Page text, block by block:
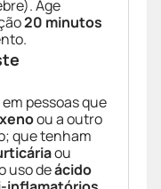
Age
20 minutos
pessoas que
ou a outro
que tenham
ou
uso deácido